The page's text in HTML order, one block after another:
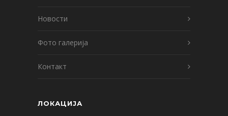
Новости
Фото галерија
Контакт
ЛОКАЦИЈА